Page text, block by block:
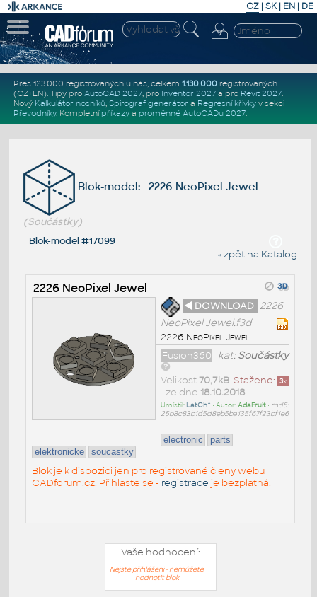
CZ | SK| EN | DE
Přes 123.000 registrovaných u nás, celkem 1.130.000registrovaných
(CZ+EN). Tipy pro AutoCAD 2027, pro Inventor 2027a pro Revit 2027.
Nový Kalkulátor nosníků, Spirograf generátor a Regresní křivkyv sekci
Převodníky. Kompletní příkazya proměnné AutoCADu 2027.
Blok-model: 2226 NeoPixel Jewel
(Součástky)
Blok-model #17099
« zpět na Katalog
2226 NeoPixel Jewel
◄ DOWNLOAD 2226
NeoPixel Jewel.f3d
2226 NeoPixel Jewel
kat:Součástky
Fusion360
Staženo: 3x
Velikost 70,7kB
• ze dne 18.10.2018
Umístil: LatCh^ • Autor:AdaFruit• md5:
25b8c83b1d5d8eb5ba135f67f23bf1e6
electronic
parts
elektronicke
soucastky
Blok je k dispozici jen pro registrované členy webu
CADforum.cz. Přihlaste se - registrace je bezplatná.
Vaše hodnocení:
Nejste přihlášeni - nemůžete
hodnotit blok